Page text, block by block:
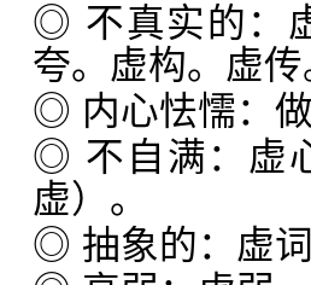
◎ 不真实的：
夸。虚构。虚传
◎ 内心怯懦：做
◎ 不自满：虚
虚）。
◎ 抽象的：虚词